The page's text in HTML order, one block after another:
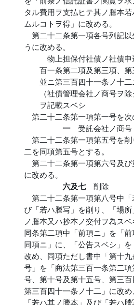
タル費用ヲ支払ヒテ其ノ謄本
ムルコトヲ得」に改める。
第二十二条第一項各号列記
うに改める。
物上担保付社債ノ社債
百一条第二項及第三項、
並ニ第三百四十一条ノ十
（社債管理会社ノ商号ヲ
ヲ記載スベシ
第二十二条第一項第一号を次
一 受託会社ノ商号
第二十二条第一項第五号を
二を同項第五号とする。
第二十二条第一項第六号及
に改める。
六及七 削除
第二十二条第一項第八号中
び「若ハ謄写」を削り、「場
ノ謄本又ハ抄本ノ交付ヲ為スベ
同条第二項中「前項ニ」を「
同項ニ」に、「公告スベシ」
改め、同項ただし書中「第十
号」を「商法第三百一条第二
号、第十号及第十五号、第三
第三百四十一条ノ十二」に改
「若ハ其ノ謄本」及び「若ハ